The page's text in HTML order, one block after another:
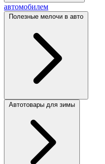
автомобилем
Полезные мелочи в авто
Автотовары для зимы